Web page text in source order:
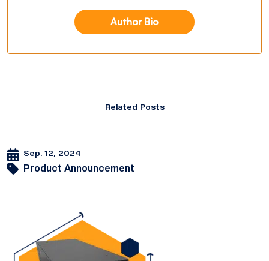
Author Bio
Related Posts
Sep. 12, 2024
Product Announcement